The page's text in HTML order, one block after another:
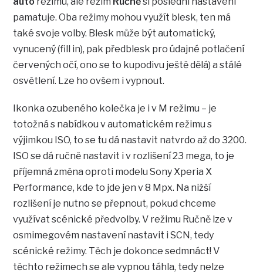
pamatuje. Oba režimy mohou využít blesk, ten má
také svoje volby. Blesk může být automatický,
vynucený (fill in), pak předblesk pro údajné potlačení
červených očí, ono se to kupodivu ještě dělá) a stálé
osvětlení. Lze ho ovšem i vypnout.
Ikonka ozubeného kolečka je i v M režimu – je
totožná s nabídkou v automatickém režimu s
výjimkou ISO, to se tu dá nastavit natvrdo až do 3200.
ISO se dá ručně nastavit i v rozlišení 23 mega, to je
příjemná změna oproti modelu Sony Xperia X
Performance, kde to jde jen v 8 Mpx. Na nižší
rozlišení je nutno se přepnout, pokud chceme
využívat scénické předvolby. V režimu Ručně lze v
osmimegovém nastavení nastavit i SCN, tedy
scénické režimy. Těch je dokonce sedmnáct! V
těchto režimech se ale vypnou táhla, tedy nelze